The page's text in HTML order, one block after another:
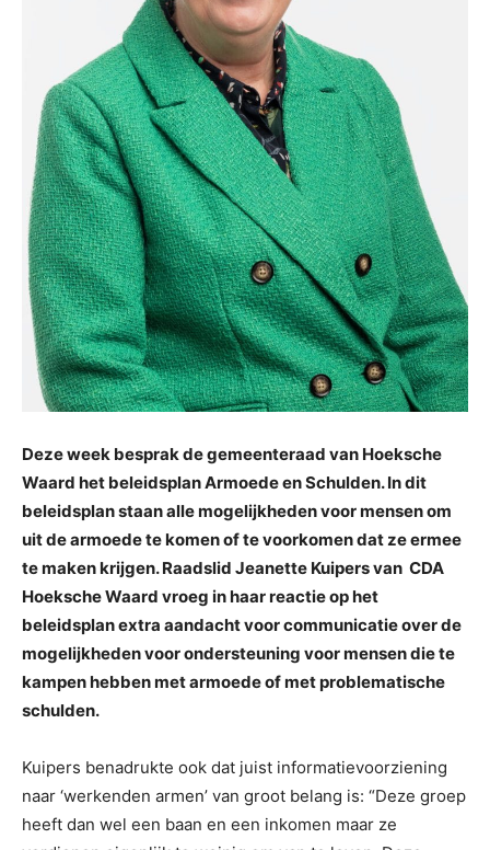
Deze week besprak de gemeenteraad van Hoeksche
Waard het beleidsplan Armoede en Schulden. In dit
beleidsplan staan alle mogelijkheden voor mensen om
uit de armoede te komen of te voorkomen dat ze ermee
te maken krijgen. Raadslid Jeanette Kuipers van CDA
Hoeksche Waard vroeg in haar reactie op het
beleidsplan extra aandacht voor communicatie over de
mogelijkheden voor ondersteuning voor mensen die te
kampen hebben met armoede of met problematische
schulden.
Kuipers benadrukte ook dat juist informatievoorziening
naar ‘werkenden armen’ van groot belang is: “Deze groep
heeft dan wel een baan en een inkomen maar ze